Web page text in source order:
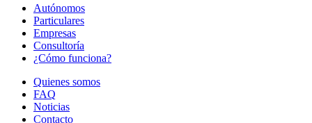
Autónomos
Particulares
Empresas
Consultoría
¿Cómo funciona?
Quienes somos
FAQ
Noticias
Contacto